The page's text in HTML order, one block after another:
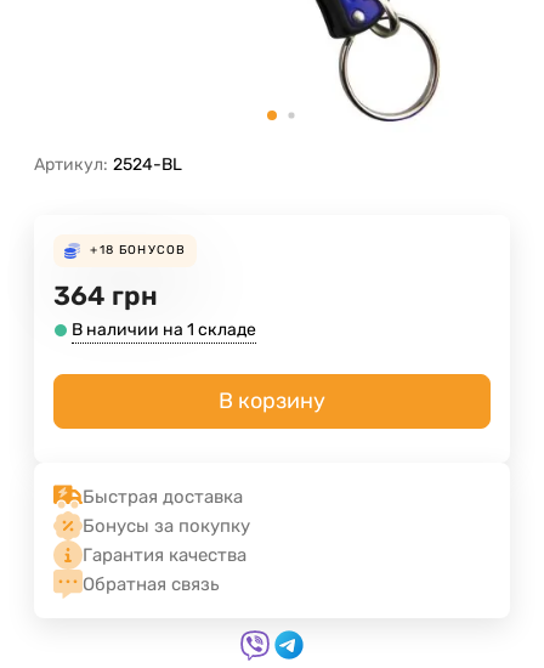
Артикул: 2524-BL
+18 БОНУСОВ
364 грн
В наличии на 1 складе
В корзину
Быстрая доставка
Бонусы за покупку
Гарантия качества
Обратная связь